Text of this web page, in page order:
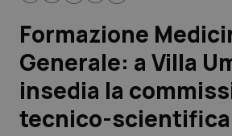
Lavoro e Professioni
Scienza e Farmaci
Studi e Analisi
Formazione
Generale: a Villa
insedia la
tecnico-scientifica